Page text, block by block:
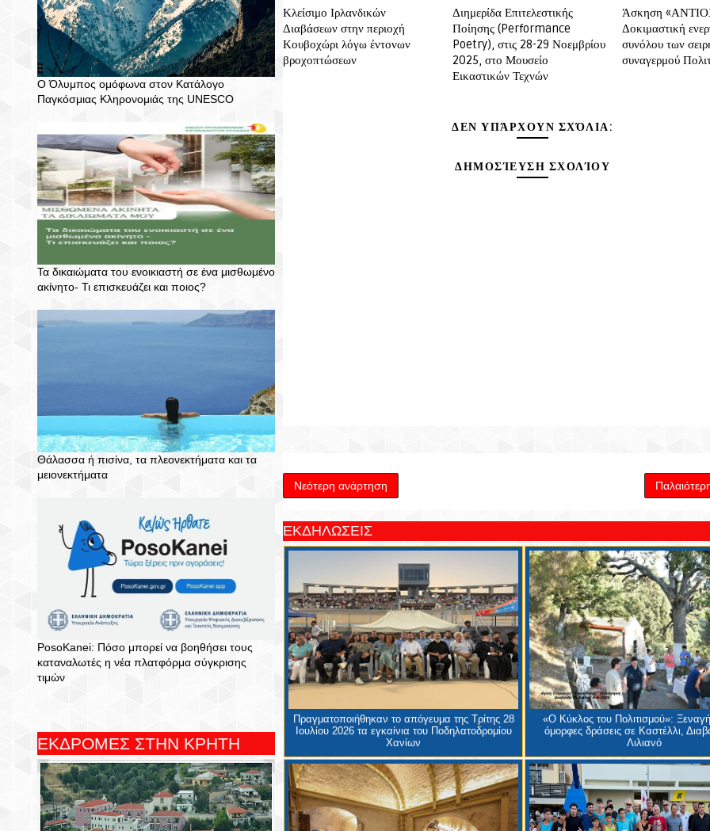
Ο Όλυμπος ομόφωνα στον Κατάλογο
Παγκόσμιας Κληρονομιάς της UNESCO
Τα δικαιώματα του ενοικιαστή σε ένα μισθωμένο
ακίνητο- Τι επισκευάζει και ποιος?
Θάλασσα ή πισίνα, τα πλεονεκτήματα και τα
μειονεκτήματα
PosoKanei: Πόσο μπορεί να βοηθήσει τους
καταναλωτές η νέα πλατφόρμα σύγκρισης
τιμών
ΕΚΔΡΟΜΕΣ ΣΤΗΝ ΚΡΗΤΗ
Κλείσιμο Ιρλανδικών
Διαβάσεων στην περιοχή
Κουβοχώρι λόγω έντονων
βροχοπτώσεων
Διημερίδα Επιτελεστικής
Ποίησης (Performance
Poetry), στις 28-29 Νοεμβρίου
2025, στο Μουσείο
Εικαστικών Τεχνών
Άσκηση
Δοκιμαστική
συνόλου των
συναγερμού
ΔΕΝ ΥΠΆΡΧΟΥΝ ΣΧΌΛΙΑ:
ΔΗΜΟΣΊΕΥΣΗ ΣΧΟΛΊΟΥ
Νεότερη ανάρτηση
ΕΚΔΗΛΩΣΕΙΣ
Πραγματοποιήθηκαν το απόγευμα της Τρίτης 28
Ιουλίου 2026 τα εγκαίνια του Ποδηλατοδρομίου
Χανίων
«Ο Κύκλος του Πολιτισμού»:
όμορφες δράσεις σε Καστέλλι,
Λιλιανό